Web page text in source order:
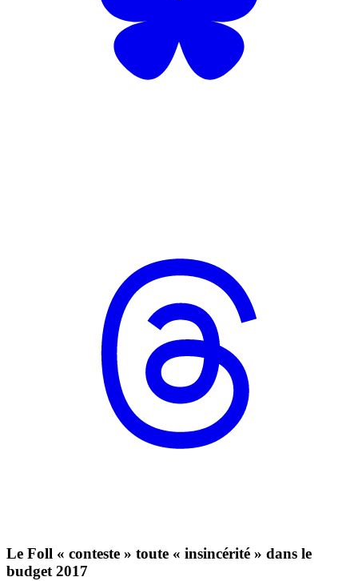
Le Foll « conteste » toute « insincérité » dans le
budget 2017